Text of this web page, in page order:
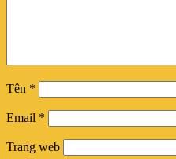
Tên *
Email *
Trang web